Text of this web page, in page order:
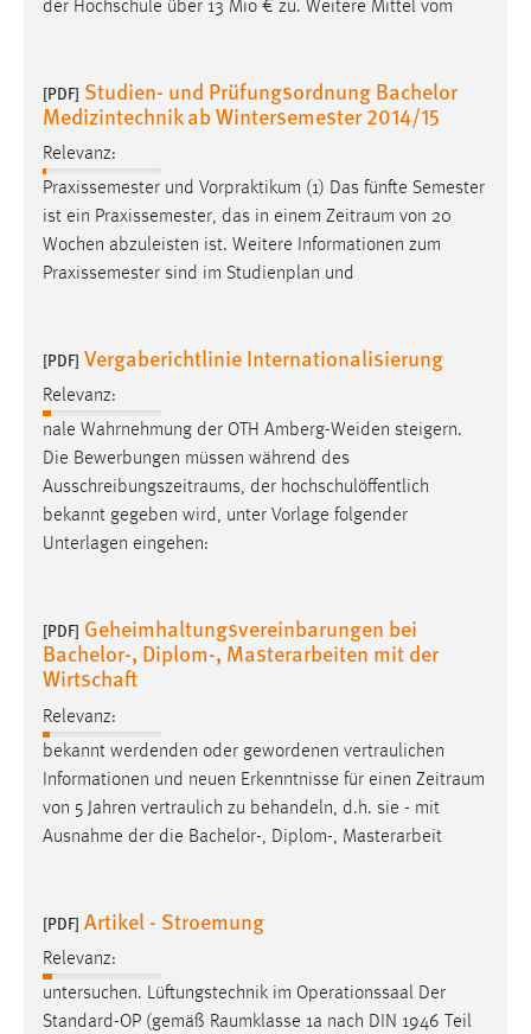
der Hochschule über 13 Mio € zu. Weitere Mittel vom
[PDF] Studien- und Prüfungsordnung Bachelor
Medizintechnik ab Wintersemester 2014/15
Relevanz:
Praxissemester und Vorpraktikum (1) Das fünfte Semester
ist ein Praxissemester, das in einem Zeitraum von 20
Wochen abzuleisten ist. Weitere Informationen zum
Praxissemester sind im Studienplan und
[PDF] Vergaberichtlinie Internationalisierung
Relevanz:
nale Wahrnehmung der OTH Amberg-Weiden steigern.
Die Bewerbungen müssen während des
Ausschreibungszeitraums, der hochschulöffentlich
bekannt gegeben wird, unter Vorlage folgender
Unterlagen eingehen:
[PDF] Geheimhaltungsvereinbarungen bei
Bachelor-, Diplom-, Masterarbeiten mit der
Wirtschaft
Relevanz:
bekannt werdenden oder gewordenen vertraulichen
Informationen und neuen Erkenntnisse für einen Zeitraum
von 5 Jahren vertraulich zu behandeln, d.h. sie - mit
Ausnahme der die Bachelor-, Diplom-, Masterarbeit
[PDF] Artikel - Stroemung
Relevanz:
untersuchen. Lüftungstechnik im Operationssaal Der
Standard-OP (gemäß Raumklasse 1a nach DIN 1946 Teil